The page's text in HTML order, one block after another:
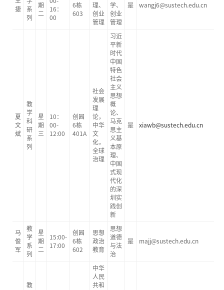
捷
系
列
期
二
16：
00
6栋
603
理、
创业
管理
学、
创业
管理
是 wangj6@sustech.edu.cn
夏
文
斌
教
学
科
研
系
列
星
期
三
10：
00-
12:00
创园
6栋
401A
社会
发展
理
论，
中华
文
化，
全球
治理
习近
平新
时代
中国
特色
社会
主义
思想
概
论、
马克
思主
义基
本原
理、
中国
式现
代化
的深
圳实
践创
新
是 xiawb@sustech.edu.cn
马
俊
军
教
学
系
列
星
期
二
15:00-
17:00
创园
6栋
602
思想
政治
教育
思想
道德
与法
治
是 majj@sustech.edu.cn
教
中华
人民
共和